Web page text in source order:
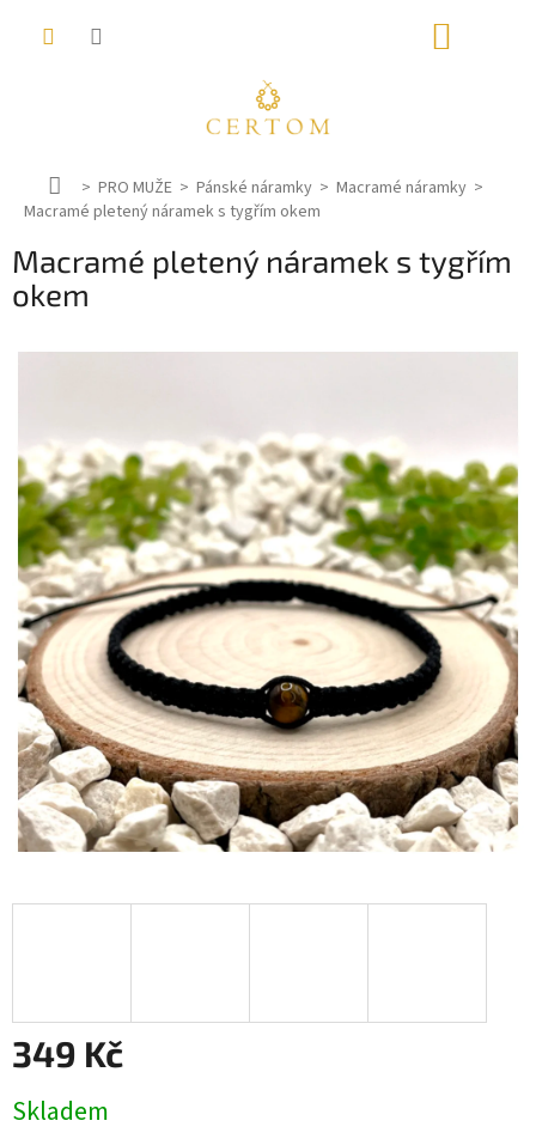
D
o
ů
PRO MUŽE Pánské náramky
Macramé náramky
Macramé pletený náramek s tygřím okem
Macramé pletený náramek s tygřím
okem
349 Kč
cena:
Skladem